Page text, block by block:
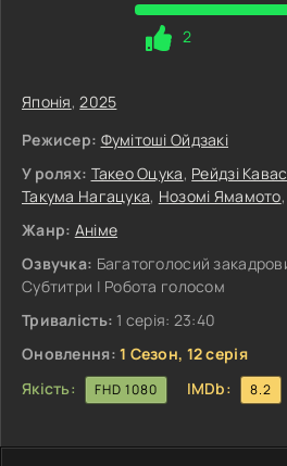
2
Японія,2025
Режисер: Фумітоші Ойдзакі
У ролях: Такео Оцука, Рейдзі
Такума Нагацука, Нозомі Ямамото,
Жанр: Аніме
Озвучка: Багатоголосий
Субтитри | Робота голосом
Тривалість: 1 серія: 23:40
Оновлення: 1 Сезон, 12 серія
Якість:
FHD 1080 IMDb: 8.2